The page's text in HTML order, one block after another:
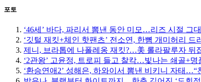
포토
‘46세’ 바다, 파리서 뽐낸 동안 미모…리즈 시절 그
‘깃털 재킷+체인 핫팬츠’ 전소연, 한뼘 개미허리
제니, 브라톱에 나폴레옹 재킷?…美 롤라팔루자 뒤
‘2관왕’ 고윤정, 트로피 들고 찰칵…빛나는 쇄골+
‘환승연애2’ 성해은, 하와이서 뽐낸 비키니 자태